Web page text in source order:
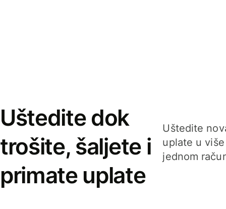
Uštedite dok
trošite, šaljete i
primate uplate
Uštedite
uplate u
jednom